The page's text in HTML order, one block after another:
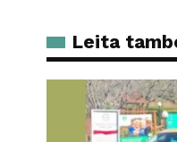
Leita